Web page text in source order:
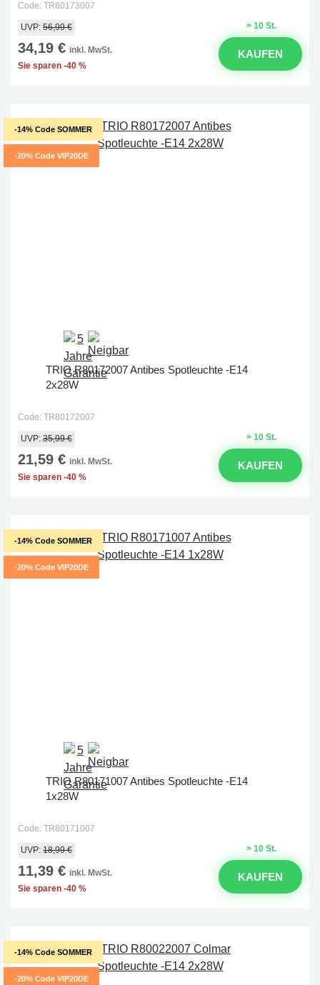
Code: TR80173007
> 10 St.
UVP: 56,99 €
34,19 € inkl. MwSt.
Sie sparen -40 %
KAUFEN
-14% Code SOMMER
-20% Code VIP20DE
TRIO R80172007 Antibes Spotleuchte -E14
2x28W
Code: TR80172007
> 10 St.
UVP: 35,99 €
21,59 € inkl. MwSt.
Sie sparen -40 %
KAUFEN
-14% Code SOMMER
-20% Code VIP20DE
TRIO R80171007 Antibes Spotleuchte -E14
1x28W
Code: TR80171007
> 10 St.
UVP: 18,99 €
11,39 € inkl. MwSt.
Sie sparen -40 %
KAUFEN
-14% Code SOMMER
-20% Code VIP20DE